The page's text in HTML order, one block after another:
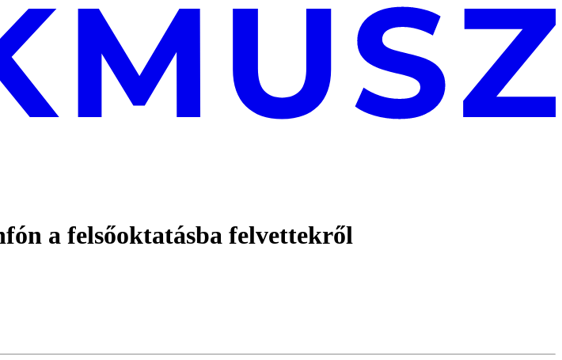
a felsőoktatásba felvettekről